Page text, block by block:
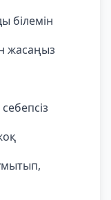
білемін
жасаңыз